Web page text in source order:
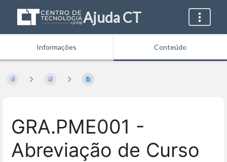
Ajuda CT
Informações Conteúdo
GRA.PME001 -
Abreviação de Curso